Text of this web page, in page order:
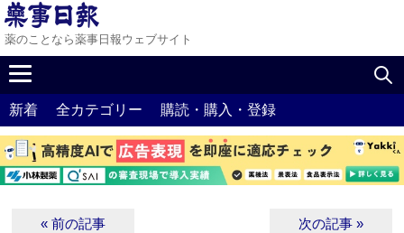
薬のことなら薬事日報ウェブサイト
新着 全カテゴリー 購読・購入・登録
« 前の記事 次の記事 »